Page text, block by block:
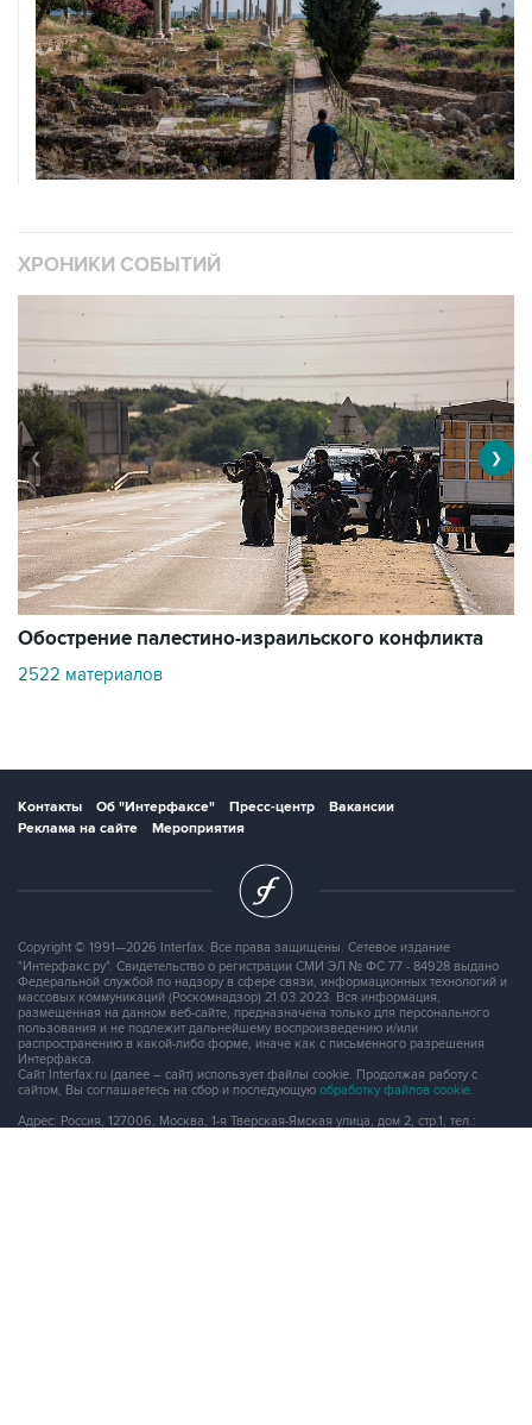
ХРОНИКИ СОБЫТИЙ
Обострение палестино-израильского конфликта
2522 материалов
❮ ❯
Контакты Об "Интерфаксе" Пресс-центр
Вакансии
Реклама на сайте
Мероприятия
Copyright © 1991—2026 Interfax. Все права защищены. Сетевое издание
"Интерфакс.ру". Свидетельство о регистрации СМИ ЭЛ № ФС 77 - 84928 выдано
Федеральной службой по надзору в сфере связи, информационных технологий и
массовых коммуникаций (Роскомнадзор) 21.03.2023. Вся информация,
размещенная на данном веб-сайте, предназначена только для персонального
пользования и не подлежит дальнейшему воспроизведению и/или
распространению в какой-либо форме, иначе как с письменного разрешения
Интерфакса.
Сайт Interfax.ru (далее – сайт) использует файлы cookie. Продолжая работу с
сайтом, Вы соглашаетесь на сбор и последующую обработку файлов cookie.
Адрес: Россия, 127006, Москва, 1-я Тверская-Ямская улица, дом 2, стр.1, тел.: